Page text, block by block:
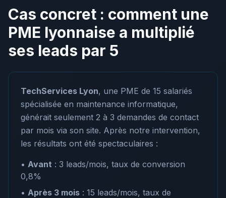
Cas concret : comment une
PME lyonnaise a multiplié
ses leads par 5
TechServices Lyon, une PME de 15 salariés
spécialisée en maintenance informatique,
générait seulement 2 à 3 demandes de contact
par mois via son site. Après notre intervention,
les résultats ont été spectaculaires :
• Avant : 3 leads/mois, taux de conversion
0,8%
• Après 3 mois : 15 leads/mois, taux de